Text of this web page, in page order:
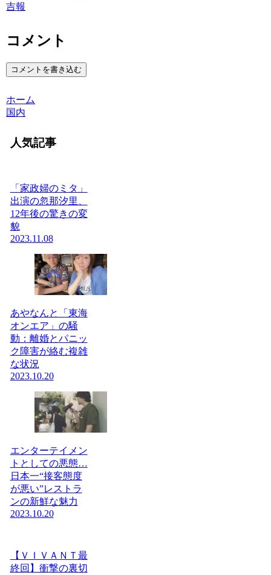
吉報
コメント
コメントを書き込む
ホーム
国内
人気記事
「家政婦のミタ」
出演の忽那汐里、
12年後の驚きの変
貌
2023.11.08
あやなんと「東海
オンエア」の騒
動：離婚とパニッ
ク障害が絡む複雑
な状況
2023.10.20
エンターテイメン
トとしての悪態…
日本一“接客態度
が悪い”レストラ
ンの新鮮な魅力
2023.10.20
【ＶＩＶＡＮＴ最
終回】衝撃の裏切